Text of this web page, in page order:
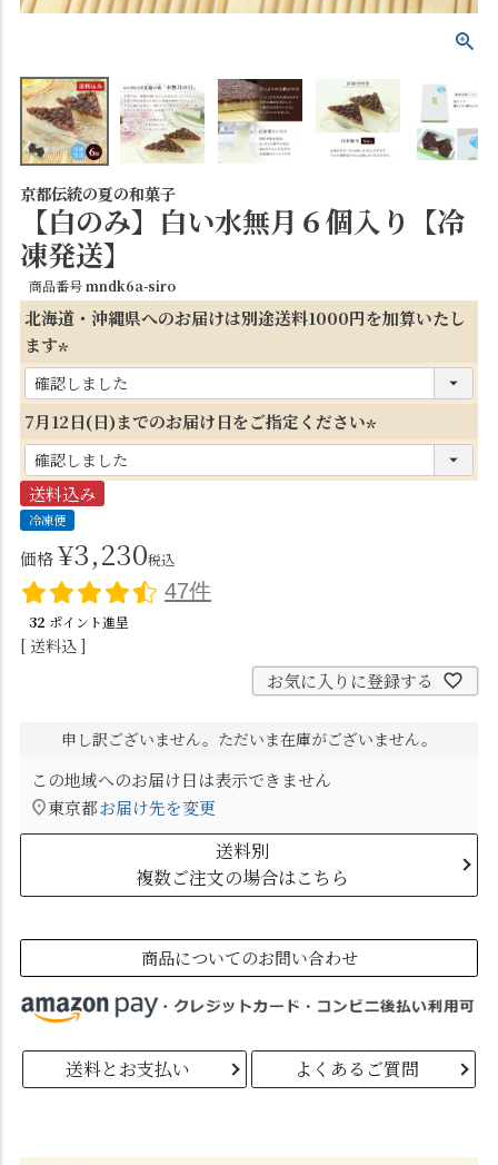
京都伝統の夏の和菓子
【白のみ】白い水無月６個入り【冷
凍発送】
商品番号mndk6a-siro
北海道・沖縄県へのお届けは別途送料1000円を加算いたし
ます
(
必
須
)
7月12日(日)までのお届け日をご指定ください
必
送料込み
冷凍便
価格¥3,230税込
47件
32 ポイント進呈
送料込
お気に入りに登録する
申し訳ございません。ただいま在庫がございません。
この地域へのお届け日は表示できません
東京都お届け先を変更
送料別
複数ご注文の場合はこちら
商品についてのお問い合わせ
送料とお支払い よくあるご質問